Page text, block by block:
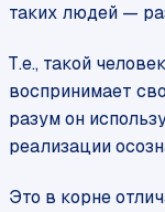
таких людей —
Т.е., такой
воспринимает
разум он
реализации
Это в корне